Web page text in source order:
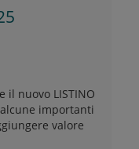
il nuovo LISTINO
importanti
valore